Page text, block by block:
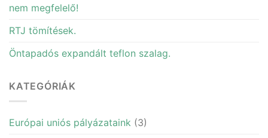
nem megfelelő!
RTJ tömítések.
Öntapadós expandált teflon szalag.
KATEGÓRIÁK
Európai uniós pályázataink (3)